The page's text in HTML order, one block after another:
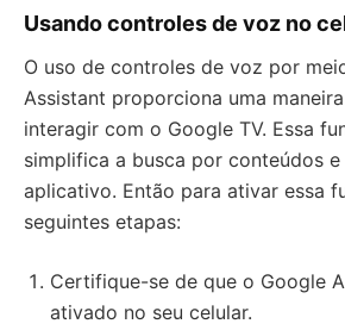
Usando controles de voz no
O uso de controles de voz por
Assistant proporciona uma
interagir com o Google TV. Essa
simplifica a busca por conteúdos
aplicativo. Então para ativar essa
seguintes etapas:
Certifique-se de que o Google
ativado no seu celular.